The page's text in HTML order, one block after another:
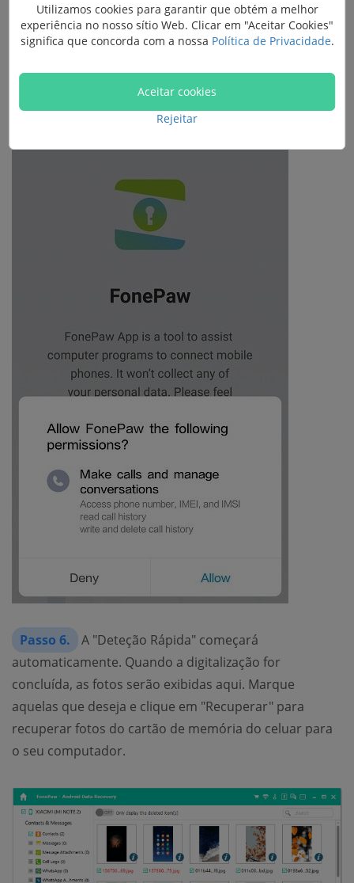
Passo 5.
aparecida para autorizar o aplicativo.
Passo 6.
A "Deteção Rápida" começará
automaticamente. Quando a digitalização for
concluída, as fotos serão exibidas aqui. Marque
aquelas que deseja e clique em "Recuperar" para
recuperar fotos do cartão de memória do celuar para
o seu computador.
Utilizamos cookies para garantir que obtém a melhor
experiência no nosso sítio Web. Clicar em "Aceitar Cookies"
significa que concorda com a nossa Política de Privacidade.
Aceitar cookies
Rejeitar